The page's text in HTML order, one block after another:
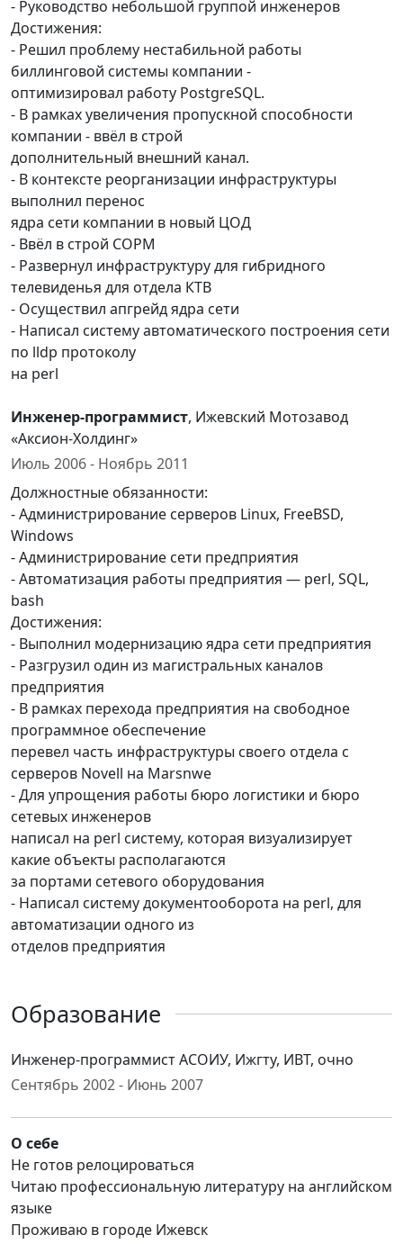
- Руководство небольшой группой инженеров
Достижения:
- Решил проблему нестабильной работы
биллинговой системы компании -
оптимизировал работу PostgreSQL.
- В рамках увеличения пропускной способности
компании - ввёл в строй
дополнительный внешний канал.
- В контексте реорганизации инфраструктуры
выполнил перенос
ядра сети компании в новый ЦОД
- Ввёл в строй СОРМ
- Развернул инфраструктуру для гибридного
телевиденья для отдела КТВ
- Осуществил апгрейд ядра сети
- Написал систему автоматического построения сети
по lldp протоколу
на perl
Инженер-программист, Ижевский Мотозавод
«Аксион-Холдинг»
Июль 2006 - Ноябрь 2011
Должностные обязанности:
- Администрирование серверов Linux, FreeBSD,
Windows
- Администрирование сети предприятия
- Автоматизация работы предприятия — perl, SQL,
bash
Достижения:
- Выполнил модернизацию ядра сети предприятия
- Разгрузил один из магистральных каналов
предприятия
- В рамках перехода предприятия на свободное
программное обеспечение
перевел часть инфраструктуры своего отдела с
серверов Novell на Marsnwe
- Для упрощения работы бюро логистики и бюро
сетевых инженеров
написал на perl систему, которая визуализирует
какие объекты располагаются
за портами сетевого оборудования
- Написал систему документооборота нa perl, для
автоматизации одного из
отделов предприятия
Образование
Инженер-программист АСОИУ, Ижгту, ИВТ, очно
Сентябрь 2002 - Июнь 2007
О себе
Не готов релоцироваться
Читаю профессиональную литературу на английском
языке
Проживаю в городе Ижевск